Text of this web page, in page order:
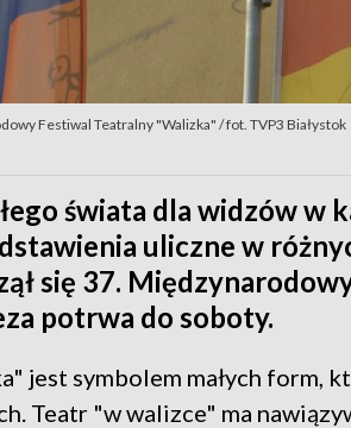
Festiwal Teatralny "Walizka" / fot. TVP3 Białystok
świata dla widzów w
uliczne w
się 37.
potrwa do soboty.
jest symbolem małych form,
Teatr "w walizce" ma